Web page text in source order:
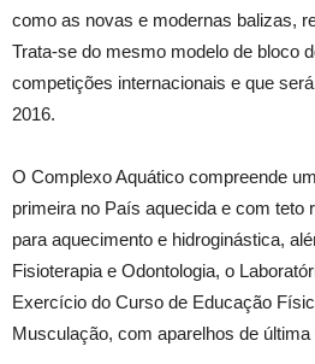
como as novas e modernas balizas,
Trata-se do mesmo modelo de bloco
competições internacionais e que
2016.
O Complexo Aquático compreende
primeira no País aquecida e com teto
para aquecimento e hidroginástica,
Fisioterapia e Odontologia, o
Exercício do Curso de Educação
Musculação, com aparelhos de última